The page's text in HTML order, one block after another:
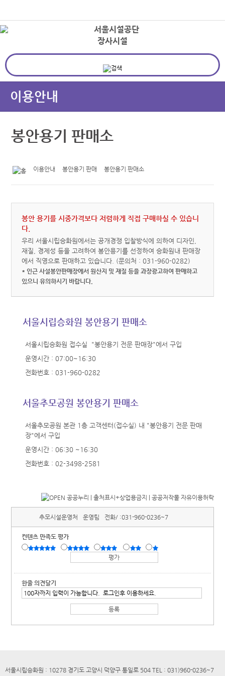
장사시설
이용안내
봉안용기 판매소
이용안내 봉안용기 판매 봉안용기 판매소
봉안 용기를 시중가격보다 저렴하게 직접 구매하실 수 있습니
다.
우리 서울시립승화원에서는 공개경쟁 입찰방식에 의하여 디자인,
재질, 경제성 등을 고려하여 봉안용기를 선정하여 승화원내 판매장
에서 직영으로 판매하고 있습니다. (문의처 : 031-960-0282)
* 인근 사설봉안판매장에서 원산지 및 재질 등을 과장광고하여 판매하고
있으니 유의하시기 바랍니다.
서울시립승화원 봉안용기 판매소
서울시립승화원 접수실 "봉안용기 전문 판매장"에서 구입
운영시간 : 07:00~16:30
전화번호 : 031-960-0282
서울추모공원 봉안용기 판매소
서울추모공원 본관 1층 고객센터(접수실) 내 "봉안용기 전문 판매
장"에서 구입
운영시간 : 06:30 ~16:30
전화번호 : 02-3498-2581
추모시설운영처 운영팀 전화/ :031-960-0236~7
컨텐츠 만족도 평가
한줄 의견달기
서울시립승화원 : 10278 경기도 고양시 덕양구 통일로 504 TEL : 031)960-0236~7